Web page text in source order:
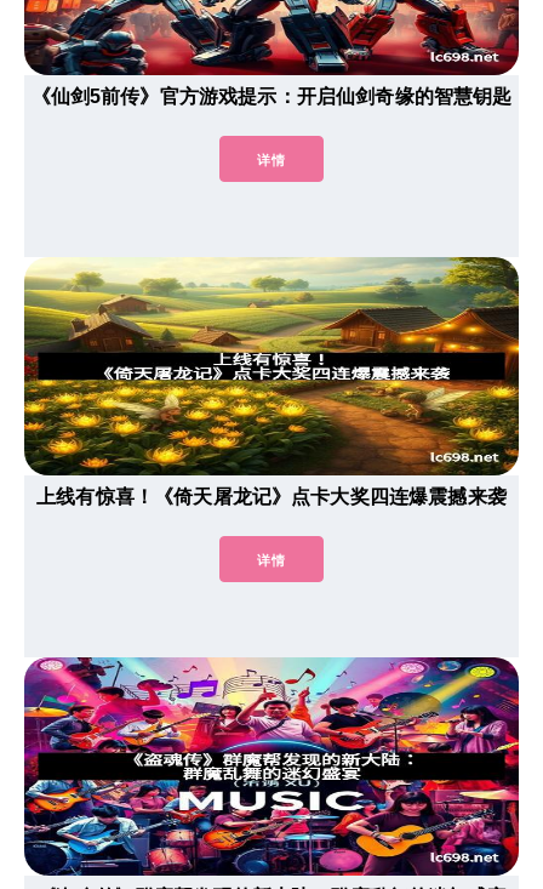
《仙剑5前传》官方游戏提示：开启仙剑奇缘的智慧钥匙
详情
上线有惊喜！《倚天屠龙记》点卡大奖四连爆震撼来袭
详情